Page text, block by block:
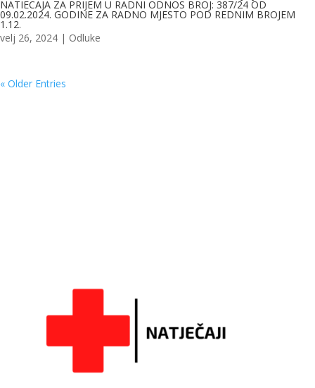
NATIECAJA ZA PRIJEM U RADNI ODNOS BROJ: 387/24 OD
09.02.2024. GODINE ZA RADNO MJESTO POD REDNIM BROJEM
1.12.
velj 26, 2024 | Odluke
« Older Entries